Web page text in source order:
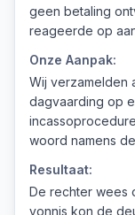
geen betaling
reageerde op
Onze Aanpak:
Wij verzamelden
dagvaarding op
woord namens
Resultaat:
De rechter wees
vonnis kon de